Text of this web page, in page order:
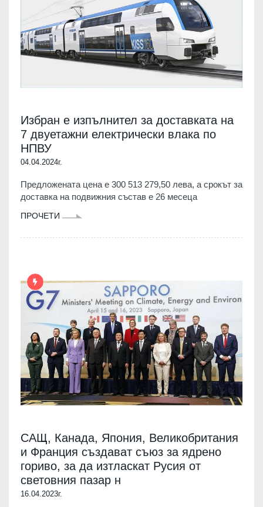
Избран е изпълнител за доставката на
7 двуетажни електрически влака по
НПВУ
04.04.2024г.
Предложената цена е 300 513 279,50 лева, а срокът за
доставка на подвижния състав е 26 месеца
ПРОЧЕТИ
САЩ, Канада, Япония, Великобритания
и Франция създават съюз за ядрено
гориво, за да изтласкат Русия от
световния пазар н
16.04.2023г.